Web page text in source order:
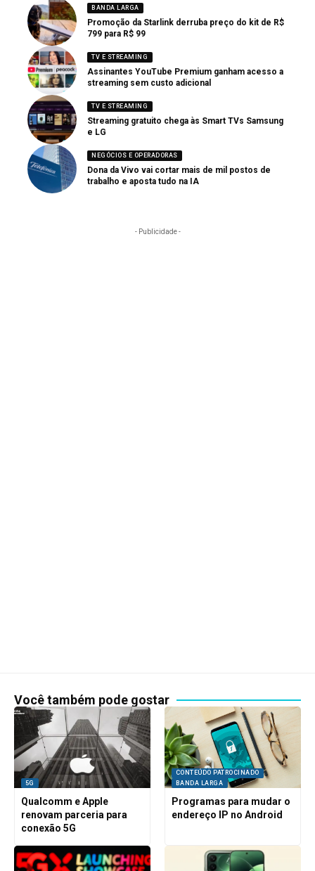
BANDA LARGA
Promoção da Starlink derruba preço do kit de R$
799 para R$ 99
TV E STREAMING
Assinantes YouTube Premium ganham acesso a
streaming sem custo adicional
TV E STREAMING
Streaming gratuito chega às Smart TVs Samsung
e LG
NEGÓCIOS E OPERADORAS
Dona da Vivo vai cortar mais de mil postos de
trabalho e aposta tudo na IA
- Publicidade -
Você também pode gostar
5G
Qualcomm e Apple
renovam parceria para
conexão 5G
CONTEÚDO PATROCINADO
BANDA LARGA
Programas para mudar o
endereço IP no Android